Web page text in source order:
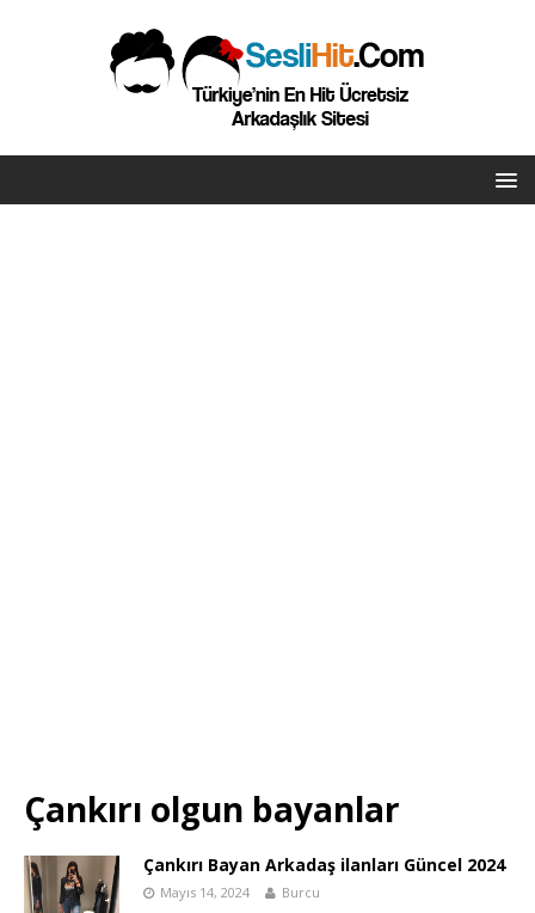
Çankırı olgun bayanlar
Çankırı Bayan Arkadaş ilanları Güncel 2024
Mayıs 14, 2024 Burcu